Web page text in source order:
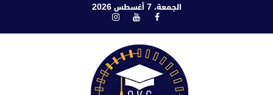
الجمعة، 7 أغسطس 2026
فيسبوكيوتيوبانستغرام